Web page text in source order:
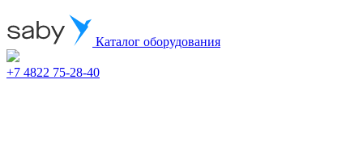
Каталог оборудования
+7 4822 75-28-40